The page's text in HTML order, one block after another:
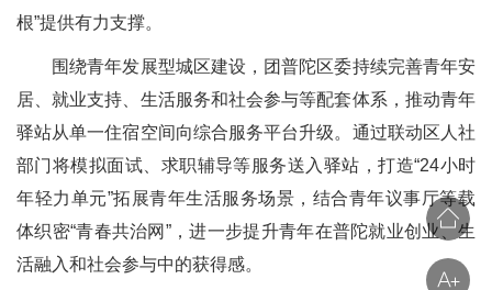
根”提供有力支撑。
围绕青年发展型城区建设，团普陀区委持续完善青年安
居、就业支持、生活服务和社会参与等配套体系，推动青年
驿站从单一住宿空间向综合服务平台升级。通过联动区人社
部门将模拟面试、求职辅导等服务送入驿站，打造“24小时
年轻力单元”拓展青年生活服务场景，结合青年议事厅等载
体织密“青春共治网”，进一步提升青年在普陀就业创业、生
活融入和社会参与中的获得感。